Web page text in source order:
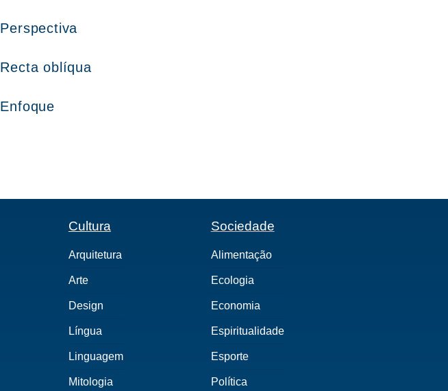
Perspectiva
Recta oblíqua
Enfoque
Cultura
Arquitetura
Arte
Design
Língua
Linguagem
Mitologia
Sociedade
Alimentação
Ecologia
Economia
Espiritualidade
Esporte
Política